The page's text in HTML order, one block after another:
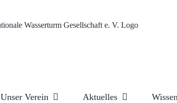
Unser Verein Aktuelles